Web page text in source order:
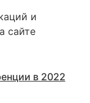
и
сайте
в 2022